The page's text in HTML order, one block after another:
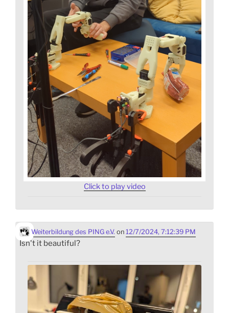
Click to play video
Weiterbildung des PING e.V. on 12/7/2024, 7:12:39 PM
Isn't it beautiful?